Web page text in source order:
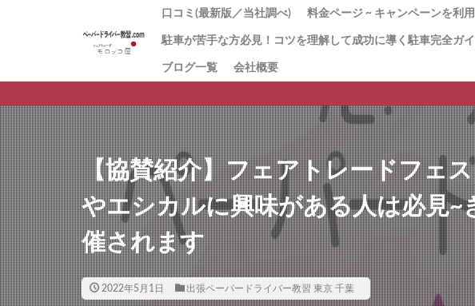
口コミ(最新版／当社調べ) 料金ページ ~ キャンペーンを利
1番人気！180分x３回パック
「とにかく安全運転」コース
お試し120分のペーパードライ
回数券１２（3時間x12回）教
「キャンペーン」で安く質の
初心者講習 –免許取得1年以内–
値段の理由 なぜ高い!?ペーパ
駐車が苦手な方必見！コツを理解して成功に導く駐車完全ガ
ブログ一覧 会社概要
【協賛紹介】フェアトレードフェ
やエシカルに興味がある人は必見~
催されます
2022年5月1日 出張ペーパードライバー教習 東京 千葉